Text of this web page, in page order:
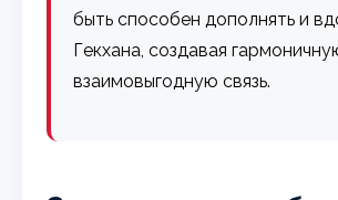
быть способен дополнять и
Гекхана, создавая
взаимовыгодную связь.